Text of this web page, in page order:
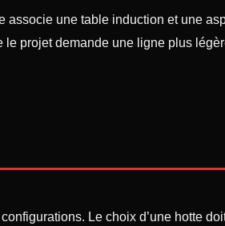
associe une table induction et une
le projet demande une ligne plus
Le choix d’une hotte